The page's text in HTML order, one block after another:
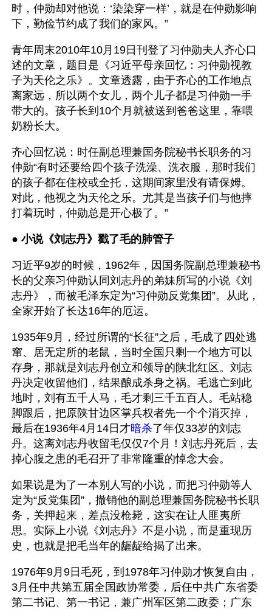
时，仲勋却对他说：‘染染穿一样’，就是在仲勋影响
下，勤俭节约成了我们的家风。”
青年周末2010年10月19日刊登了习仲勋夫人齐心口
述的文章，题目是《习近平母亲回忆：习仲勋视教
子为天伦之乐》。文章透露，由于齐心的工作地点
离家远，所以两个女儿，两个儿子都是习仲勋一手
带大的。孩子长到10个月就被送到爸爸这里，靠喂
奶粉长大。
齐心回忆说：时任副总理兼国务院秘书长职务的习
仲勋“有时还要给四个孩子洗澡、洗衣服，那时我们
的孩子都在住校或全托，这期间家里没有请保姆。
对此，他视之为天伦之乐。尤其是当孩子们与他摔
打着玩时，仲勋总是开心极了。”
● 小说《刘志丹》戳了毛的肺管子
习近平9岁的时候，1962年，因国务院副总理兼秘书
长的父亲习仲勋认同刘志丹的弟妹所写的小说《刘
志丹》，而被毛泽东定为“习仲勋反党集团”。从此，
全家开始了长达16年的厄运。
1935年9月，经过所谓的“长征”之后，毛成了四处逃
窜、居无定所的老鼠，当时全国只剩一个地方可以
存身，那就是刘志丹创立和领导的陕北红区。刘志
丹决定收留他们，结果酿成杀身之祸。毛逃亡到此
地时，刘有五千人马，毛才剩三千五百人。毛站稳
脚跟后，把原陕甘边区掌兵权者先一个个消灭掉，
最后在1936年4月14日才暗杀了年仅33岁的刘志
丹。这离刘志丹收留毛仅仅7个月！刘志丹死后，去
掉心腹之患的毛召开了非常隆重的悼念大会。
如果说是为了一本别人写的小说，而把习仲勋等人
定为“反党集团”，撤销他的副总理兼国务院秘书长职
务，关押起来，差点没枪毙，这实在让人匪夷所
思。实际上小说《刘志丹》不是小说，而是重现历
史，也就是把毛当年的龌龊给揭了出来。
1976年9月9日毛死，到1978年习仲勋才恢复自由，
3月任中共第五届全国政协常委，后任中共广东省委
第二书记、第一书记，兼广州军区第二政委；广东